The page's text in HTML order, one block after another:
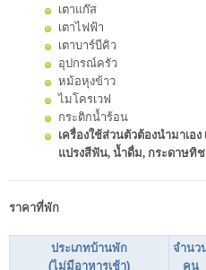
เตาแก๊ส
เตาไฟฟ้า
เตาบาร์บีคิว
อุปกรณ์ครัว
หม้อหุงข้าว
ไมโครเวฟ
กระติกน้ำร้อน
เครื่องใช้ส่วนตัวต้องนำมาเอ
แปรงสีฟัน, น้ำดื่ม, กระดาษทิ
ราคาที่พัก
ประเภทบ้านพัก
(ไม่มีอาหารเช้า)
จำนว
คน